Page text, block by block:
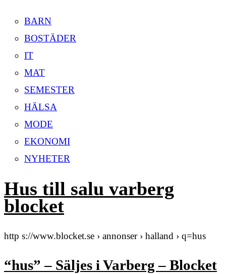
BARN
BOSTÄDER
IT
MAT
SEMESTER
HÄLSA
MODE
EKONOMI
NYHETER
Hus till salu varberg
blocket
http s://www.blocket.se › annonser › halland › q=hus
“hus” – Säljes i Varberg – Blocket